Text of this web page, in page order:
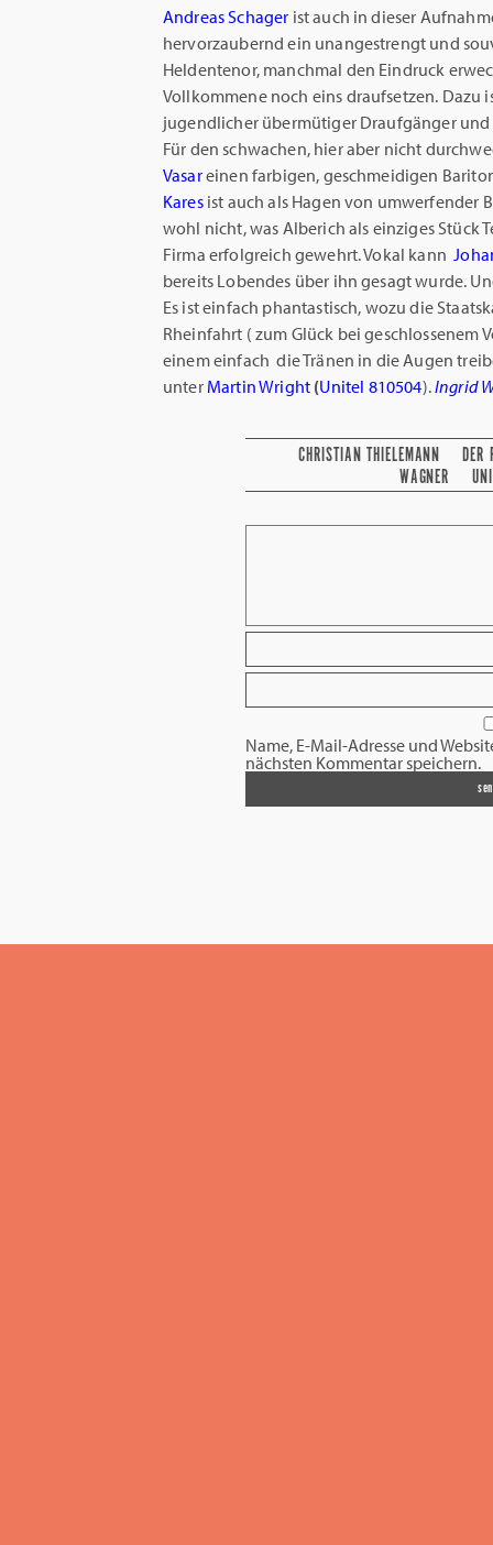
Andreas Schager ist auch in dieser
hervorzaubernd ein unangestrengt und
Heldentenor, manchmal den Eindruck
Vollkommene noch eins draufsetzen. Dazu
jugendlicher übermütiger Draufgänger
Für den schwachen, hier aber nicht
Vasareinen farbigen, geschmeidigen
Karesist auch als Hagen von umwerfender
wohl nicht, was Alberich als einziges Stück
Firma erfolgreich gewehrt. Vokal kann
bereits Lobendes über ihn gesagt wurde.
Es ist einfach phantastisch, wozu die
Rheinfahrt ( zum Glück bei geschlossenem
einem einfach die Tränen in die Augen
unterMartinWright (Unitel 810504).Ingrid
CHRISTIAN THIELEMANN
DER
WAGNER
Name, E-Mail-Adresse und
nächsten Kommentar speichern.